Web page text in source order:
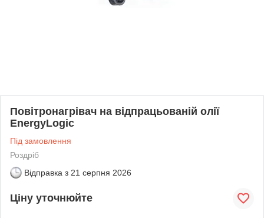
Повітронагрівач на відпрацьованій олії
EnergyLogic
Під замовлення
Роздріб
Відправка з 21 серпня 2026
Ціну уточнюйте